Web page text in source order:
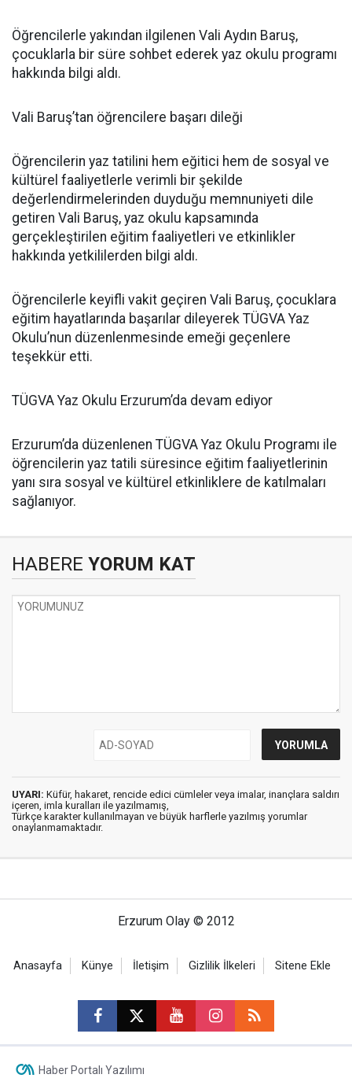
Öğrencilerle yakından ilgilenen Vali Aydın Baruş,
çocuklarla bir süre sohbet ederek yaz okulu programı
hakkında bilgi aldı.
Vali Baruş’tan öğrencilere başarı dileği
Öğrencilerin yaz tatilini hem eğitici hem de sosyal ve
kültürel faaliyetlerle verimli bir şekilde
değerlendirmelerinden duyduğu memnuniyeti dile
getiren Vali Baruş, yaz okulu kapsamında
gerçekleştirilen eğitim faaliyetleri ve etkinlikler
hakkında yetkililerden bilgi aldı.
Öğrencilerle keyifli vakit geçiren Vali Baruş, çocuklara
eğitim hayatlarında başarılar dileyerek TÜGVA Yaz
Okulu’nun düzenlenmesinde emeği geçenlere
teşekkür etti.
TÜGVA Yaz Okulu Erzurum’da devam ediyor
Erzurum’da düzenlenen TÜGVA Yaz Okulu Programı ile
öğrencilerin yaz tatili süresince eğitim faaliyetlerinin
yanı sıra sosyal ve kültürel etkinliklere de katılmaları
sağlanıyor.
HABERE YORUM KAT
UYARI: Küfür, hakaret, rencide edici cümleler veya imalar, inançlara saldırı
içeren, imla kuralları ile yazılmamış,
Türkçe karakter kullanılmayan ve büyük harflerle yazılmış yorumlar
onaylanmamaktadır.
Erzurum Olay © 2012
Anasayfa Künye İletişim Gizlilik İlkeleri Sitene Ekle
Haber Portalı Yazılımı